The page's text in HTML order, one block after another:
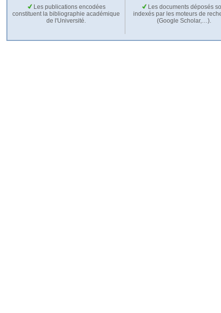
Les publications encodées
constituent la bibliographie académique
de l'Université.
Les documents déposés
indexés par les moteurs de
(Google Scholar,…).